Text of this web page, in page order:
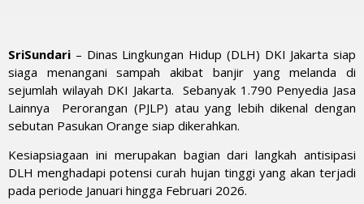
SriSundari – Dinas Lingkungan Hidup (DLH) DKI Jakarta siap
siaga menangani sampah akibat banjir yang melanda di
sejumlah wilayah DKI Jakarta. Sebanyak 1.790 Penyedia Jasa
Lainnya Perorangan (PJLP) atau yang lebih dikenal dengan
sebutan Pasukan Orange siap dikerahkan.
Kesiapsiagaan ini merupakan bagian dari langkah antisipasi
DLH menghadapi potensi curah hujan tinggi yang akan terjadi
pada periode Januari hingga Februari 2026.